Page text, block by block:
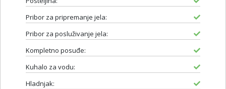
Pribor za pripremanje jela:
Pribor za posluživanje jela:
Kompletno posuđe:
Kuhalo za vodu:
Hladnjak: